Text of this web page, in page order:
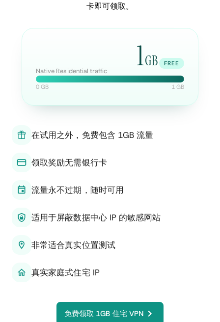
卡即可领取。
1GB FREE
Native Residential traffic
0 GB 1 GB
在试用之外，免费包含 1GB 流量
领取奖励无需银行卡
流量永不过期，随时可用
适用于屏蔽数据中心 IP 的敏感网站
非常适合真实位置测试
真实家庭式住宅 IP
免费领取 1GB 住宅 VPN